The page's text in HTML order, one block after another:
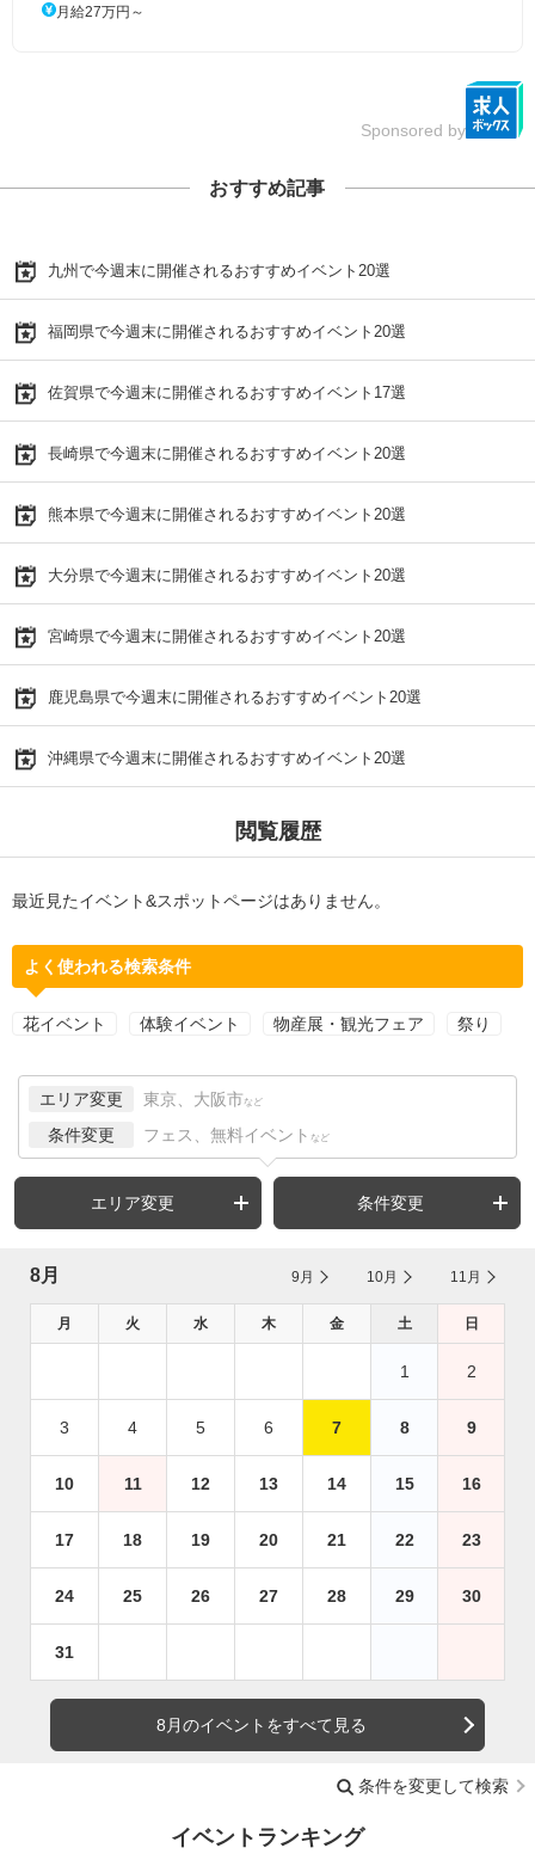
月給27万円～
Sponsored by
おすすめ記事
九州で今週末に開催されるおすすめイベント20選
福岡県で今週末に開催されるおすすめイベント20選
佐賀県で今週末に開催されるおすすめイベント17選
長崎県で今週末に開催されるおすすめイベント20選
熊本県で今週末に開催されるおすすめイベント20選
大分県で今週末に開催されるおすすめイベント20選
宮崎県で今週末に開催されるおすすめイベント20選
鹿児島県で今週末に開催されるおすすめイベント20選
沖縄県で今週末に開催されるおすすめイベント20選
閲覧履歴
最近見たイベント&スポットページはありません。
よく使われる検索条件
花イベント 体験イベント 物産展・観光フェア 祭り
エリア変更 東京、大阪市 など
条件変更 フェス、無料イベント など
エリア変更 条件変更
8月 9月 10月 11月
月 火 水 木 金 土 日
1 2
3 4 5 6 7 8 9
10 11 12 13 14 15 16
17 18 19 20 21 22 23
24 25 26 27 28 29 30
31
8月のイベントをすべて見る
条件を変更して検索
イベントランキング